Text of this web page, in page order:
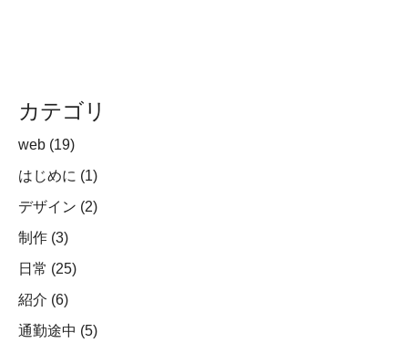
カテゴリ
web (19)
はじめに (1)
デザイン (2)
制作 (3)
日常 (25)
紹介 (6)
通勤途中 (5)